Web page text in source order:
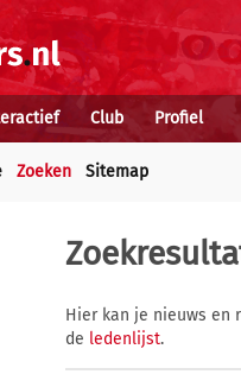
Club Profiel
Zoeken Sitemap
Hier kan je nieuws en
de ledenlijst.